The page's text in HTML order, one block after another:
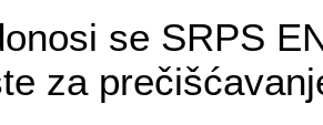
se SRPS
za